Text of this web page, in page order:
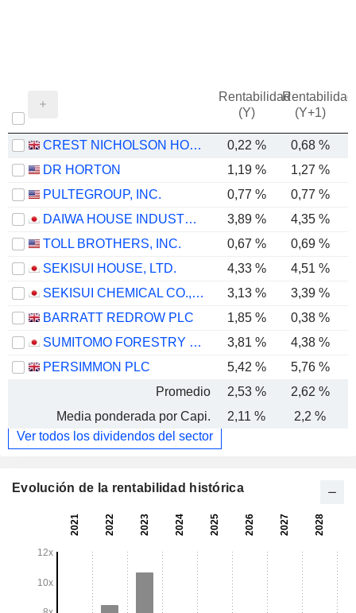
Rentabilidad
(Y)
Rentabilidad
(Y+1)
CREST NICHOLSON HOLDINGS PLC 0,22 % 0,68 %
DR HORTON
1,19 % 1,27 %
PULTEGROUP, INC.
0,77 % 0,77 %
DAIWA HOUSE INDUSTRY CO., LTD.
3,89 % 4,35 %
TOLL BROTHERS, INC.
0,67 %
0,69 %
SEKISUI HOUSE, LTD.
4,33 %
4,51 %
SEKISUI CHEMICAL CO., LTD.
3,13 % 3,39 %
BARRATT REDROW PLC
1,85 % 0,38 %
SUMITOMO FORESTRY CO., LTD.
3,81 %
4,38 %
PERSIMMON PLC
5,42 % 5,76 %
Promedio
2,53 %
2,62 %
Media ponderada por Capi.
2,11 % 2,2 %
Ver todos los dividendos del sector
Evolución de la rentabilidad histórica